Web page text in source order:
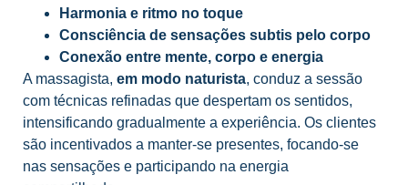
Harmonia e ritmo no toque
Consciência de sensações subtis pelo corpo
Conexão entre mente, corpo e energia
A massagista, em modo naturista, conduz a sessão
com técnicas refinadas que despertam os sentidos,
intensificando gradualmente a experiência. Os clientes
são incentivados a manter-se presentes, focando-se
nas sensações e participando na energia